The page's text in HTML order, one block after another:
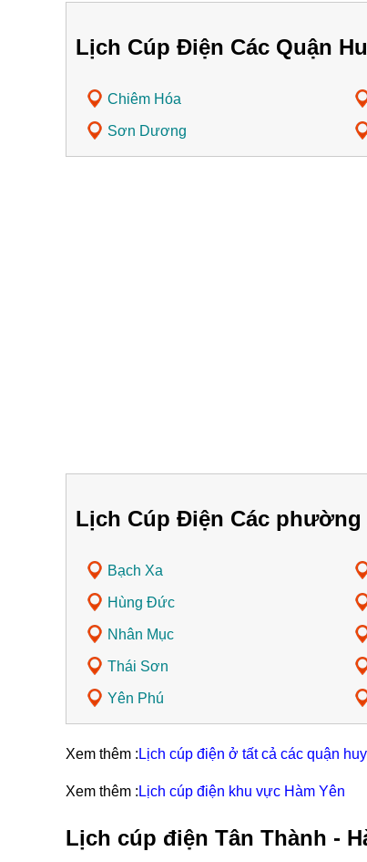
Lịch Cúp Điện Các Quận
Chiêm Hóa
Sơn Dương
Lịch Cúp Điện Các phường
Bạch Xa
Hùng Đức
Nhân Mục
Thái Sơn
Yên Phú
Xem thêm : Lịch cúp điện ở tất cả các quận
Xem thêm : Lịch cúp điện khu vực Hàm Yên
Lịch cúp điện Tân Thành -